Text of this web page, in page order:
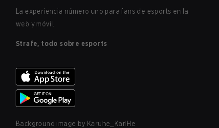
La experiencia número uno para fans de esports en la
web y móvil.
Strafe, todo sobre esports
Background image by Karuhe_KarlHe